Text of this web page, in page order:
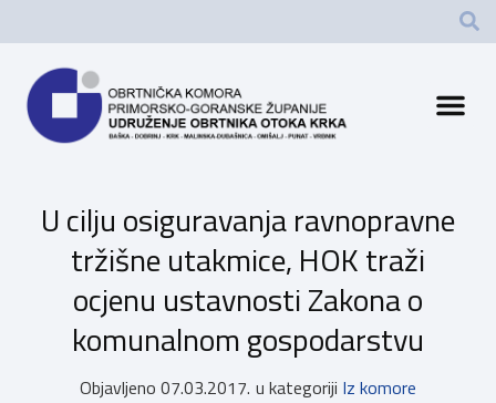
U cilju osiguravanja ravnopravne
tržišne utakmice, HOK traži
ocjenu ustavnosti Zakona o
komunalnom gospodarstvu
Objavljeno 07.03.2017. u kategoriji Iz komore